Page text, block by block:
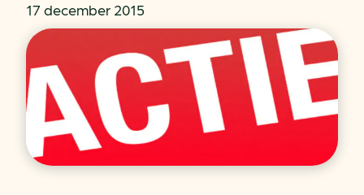
17 december 2015